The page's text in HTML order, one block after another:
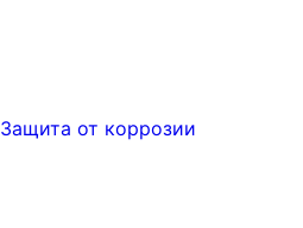
Защита от коррозии